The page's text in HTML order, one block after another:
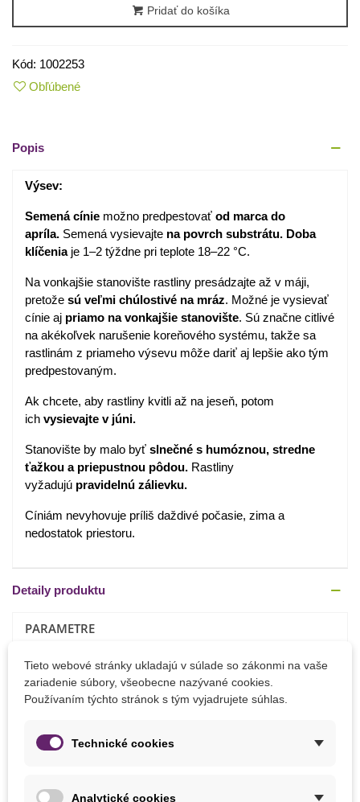
Pridať do košíka
Kód: 1002253
Obľúbené
Popis
Výsev:
Semená cínie možno predpestovať od marca do
apríla. Semená vysievajte na povrch substrátu. Doba
klíčeniaje 1–2 týždne pri teplote 18–22 °C.
Na vonkajšie stanovište rastliny presádzajte až v máji,
pretože sú veľmi chúlostivé na mráz. Možné je vysievať
cínie aj priamo na vonkajšie stanovište. Sú značne citlivé
na akékoľvek narušenie koreňového systému, takže sa
rastlinám z priameho výsevu môže dariť aj lepšie ako tým
predpestovaným.
Ak chcete, aby rastliny kvitli až na jeseň, potom
ich vysievajte v júni.
Stanovište by malo byť slnečné s humóznou, stredne
ťažkou a priepustnou pôdou. Rastliny
vyžadujú pravidelnú zálievku.
Cíniám nevyhovuje príliš daždivé počasie, zima a
nedostatok priestoru.
Detaily produktu
PARAMETRE
Doba Kvitnutia
August
Júl
Október
Výška Rastliny
Tieto webové stránky ukladajú v súlade so zákonmi na vaše
zariadenie súbory, všeobecne nazývané cookies.
Používaním týchto stránok s tým vyjadrujete súhlas.
Technické cookies
Analytické cookies